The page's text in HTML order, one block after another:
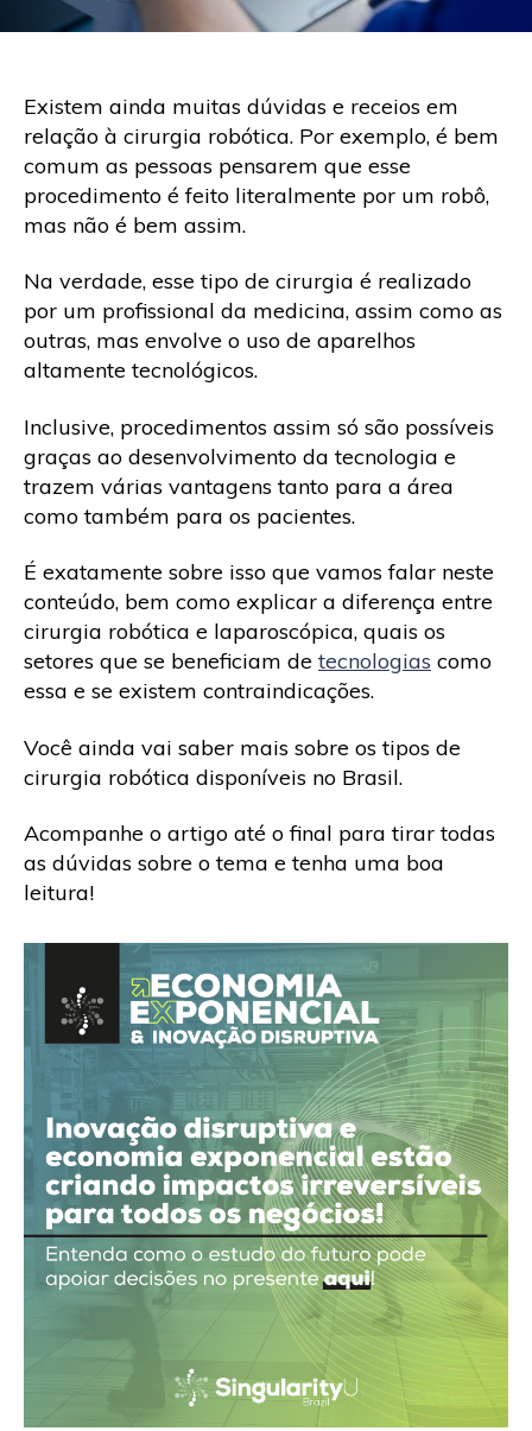
Existem ainda muitas dúvidas e receios em
relação à cirurgia robótica. Por exemplo, é bem
comum as pessoas pensarem que esse
procedimento é feito literalmente por um robô,
mas não é bem assim.
Na verdade, esse tipo de cirurgia é realizado
por um profissional da medicina, assim como as
outras, mas envolve o uso de aparelhos
altamente tecnológicos.
Inclusive, procedimentos assim só são possíveis
graças ao desenvolvimento da tecnologia e
trazem várias vantagens tanto para a área
como também para os pacientes.
É exatamente sobre isso que vamos falar neste
conteúdo, bem como explicar a diferença entre
cirurgia robótica e laparoscópica, quais os
setores que se beneficiam de tecnologias como
essa e se existem contraindicações.
Você ainda vai saber mais sobre os tipos de
cirurgia robótica disponíveis no Brasil.
Acompanhe o artigo até o final para tirar todas
as dúvidas sobre o tema e tenha uma boa
leitura!